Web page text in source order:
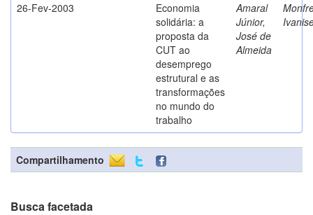
26-Fev-2003
Economia
solidária: a
proposta da
CUT ao
desemprego
estrutural e as
transformações
no mundo do
trabalho
Amaral
Júnior,
José de
Almeida
Compartilhamento
Busca facetada